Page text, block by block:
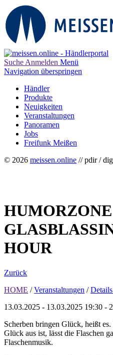
Suche Anmelden Menü
Navigation überspringen
Händler
Produkte
Neuigkeiten
Veranstaltungen
Panoramen
Jobs
Freifunk Meißen
© 2026 meissen.online // pdir /
HUMORZONE
HOUR
Zurück
HOME / Veranstaltungen /
13.03.2025 - 13.03.2025 19:30 -
Scherben bringen Glück, heißt
Glück aus ist, lässt die Flaschen
Flaschenmusik.